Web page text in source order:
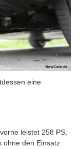
eine
leistet 258 PS,
ohne den Einsatz